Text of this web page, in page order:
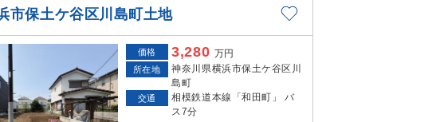
市保土ケ谷区川島町土地
価格 3,280 万円
所在地
神奈川県横浜市保土ケ谷区川
島町
交通
相模鉄道本線「和田町」 バ
ス7分